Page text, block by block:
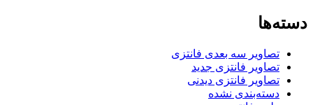
دسته‌ها
تصاویر سه بعدی فانتزی
تصاویر فانتزی جدید
تصاویر فانتزی دیدنی
دسته‌بندی نشده